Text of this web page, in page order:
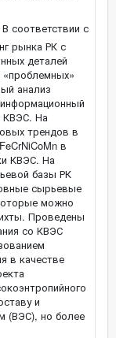
В соответствии с
рынка РК с
деталей
«проблемных»
анализ
КВЭС. На
трендов в
в
КВЭС. На
базы РК
сырьевые
можно
Проведены
со КВЭС
в качестве
и
(ВЭС), но более